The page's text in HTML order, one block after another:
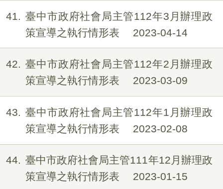
41
臺中市政府社會局主管112年3月辦理政
策宣導之執行情形表
2023-04-14
42
臺中市政府社會局主管112年2月辦理政
策宣導之執行情形表
2023-03-09
43
臺中市政府社會局主管112年1月辦理政
策宣導之執行情形表
2023-02-08
44
臺中市政府社會局主管111年12月辦理政
策宣導之執行情形表
2023-01-15